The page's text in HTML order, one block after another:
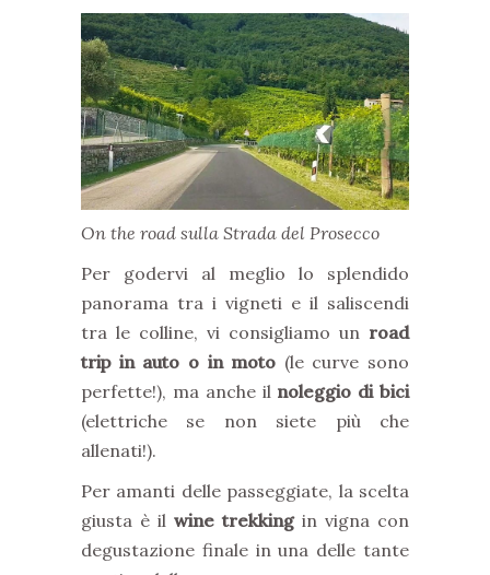
On the road sulla Strada del Prosecco
Per godervi al meglio lo splendido
panorama tra i vigneti e il saliscendi
tra le colline, vi consigliamo un road
trip in auto o in moto (le curve sono
perfette!), ma anche il noleggio di bici
(elettriche se non siete più che
allenati!).
Per amanti delle passeggiate, la scelta
giusta è il wine trekkingin vigna con
degustazione finale in una delle tante